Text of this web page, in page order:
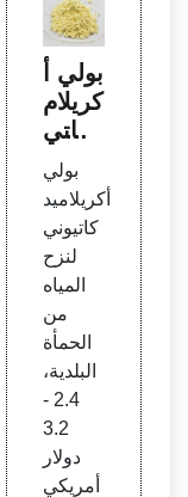
بولي أ
كريلام
يد كاتي
وني لن
زح ال
مياه م
ن الح
مأة الب
لدية
بولي
أكريلاميد
كاتيوني
لنزح
المياه
من
الحمأة
البلدية،
2.4 -
3.2
دولار
أمريكي